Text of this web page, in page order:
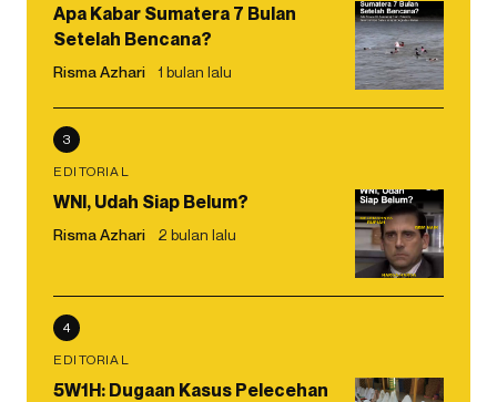
Apa Kabar Sumatera 7 Bulan
Setelah Bencana?
Risma Azhari 1 bulan lalu
3
EDITORIAL
WNI, Udah Siap Belum?
Risma Azhari 2 bulan lalu
4
EDITORIAL
5W1H: Dugaan Kasus Pelecehan